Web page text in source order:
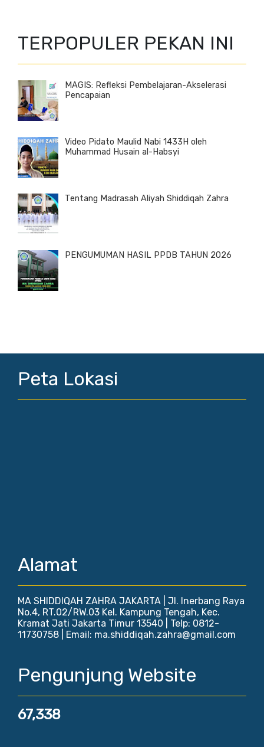
TERPOPULER PEKAN INI
MAGIS: Refleksi Pembelajaran-Akselerasi
Pencapaian
Video Pidato Maulid Nabi 1433H oleh
Muhammad Husain al-Habsyi
Tentang Madrasah Aliyah Shiddiqah Zahra
PENGUMUMAN HASIL PPDB TAHUN 2026
Peta Lokasi
Alamat
MA SHIDDIQAH ZAHRA JAKARTA | Jl. Inerbang Raya
No.4, RT.02/RW.03 Kel. Kampung Tengah, Kec.
Kramat Jati Jakarta Timur 13540 | Telp: 0812-
11730758 | Email: ma.shiddiqah.zahra@gmail.com
Pengunjung Website
67,338